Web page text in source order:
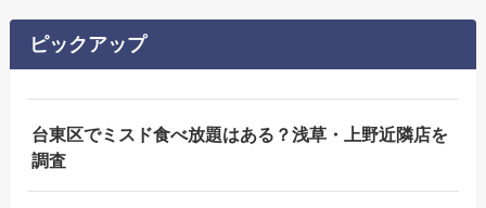
ピックアップ
台東区でミスド食べ放題はある？浅草・上野近隣店を
調査